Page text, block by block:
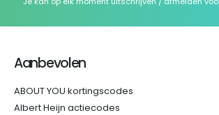
Aanbevolen
ABOUT YOU kortingscodes
Albert Heijn actiecodes